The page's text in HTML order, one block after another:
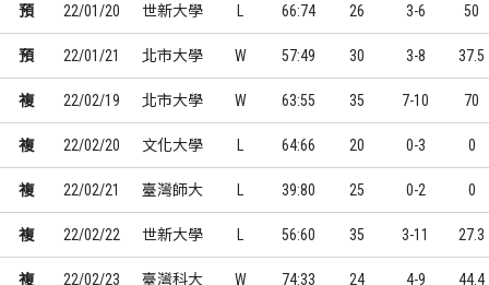
預 22/01/20 世新大學 66:74 26 3-6 50
預 22/01/21 北市大學 W 57:49 30 3-8 37.5
複 22/02/19 北市大學 W 63:55 35 7-10 70
複 22/02/20 文化大學 64:66 20 0-3 0
複 22/02/21 臺灣師大 39:80 25 0-2 0
複 22/02/22 世新大學 56:60 35 3-11 27.3
複 22/02/23 臺灣科大 W 74:33 24 4-9 44.4